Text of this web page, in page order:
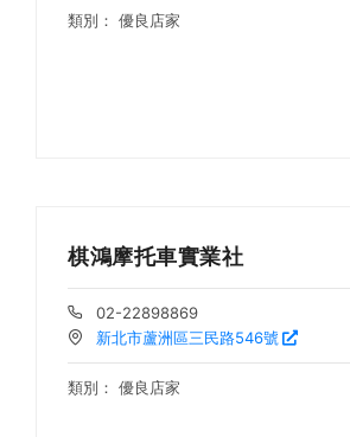
類別： 優良店家
棋鴻摩托車實業社
02-22898869
新北市蘆洲區三民路546號
類別： 優良店家